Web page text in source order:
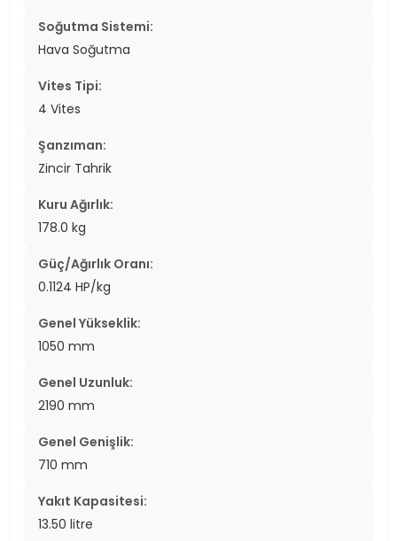
Soğutma Sistemi:
Hava Soğutma
Vites Tipi:
4 Vites
Şanzıman:
Zincir Tahrik
Kuru Ağırlık:
178.0 kg
Güç/Ağırlık Oranı:
0.1124 HP/kg
Genel Yükseklik:
1050 mm
Genel Uzunluk:
2190 mm
Genel Genişlik:
710 mm
Yakıt Kapasitesi:
13.50 litre